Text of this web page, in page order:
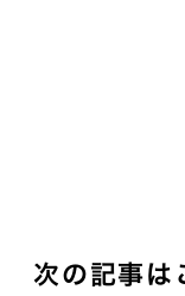
次の記事は